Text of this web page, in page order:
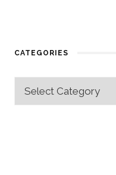
CATEGORIES